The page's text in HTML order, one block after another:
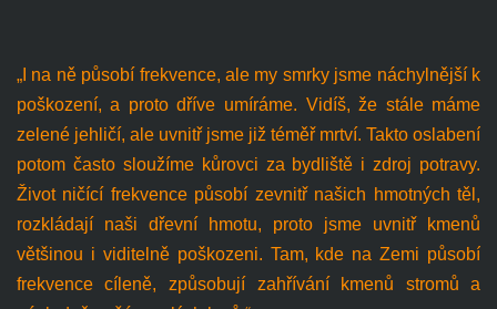
„I na ně působí frekvence, ale my smrky jsme náchylnější k
poškození, a proto dříve umíráme. Vidíš, že stále máme
zelené jehličí, ale uvnitř jsme již téměř mrtví. Takto oslabení
potom často sloužíme kůrovci za bydliště i zdroj potravy.
Život ničící frekvence působí zevnitř našich hmotných těl,
rozkládají naši dřevní hmotu, proto jsme uvnitř kmenů
většinou i viditelně poškozeni. Tam, kde na Zemi působí
frekvence cíleně, způsobují zahřívání kmenů stromů a